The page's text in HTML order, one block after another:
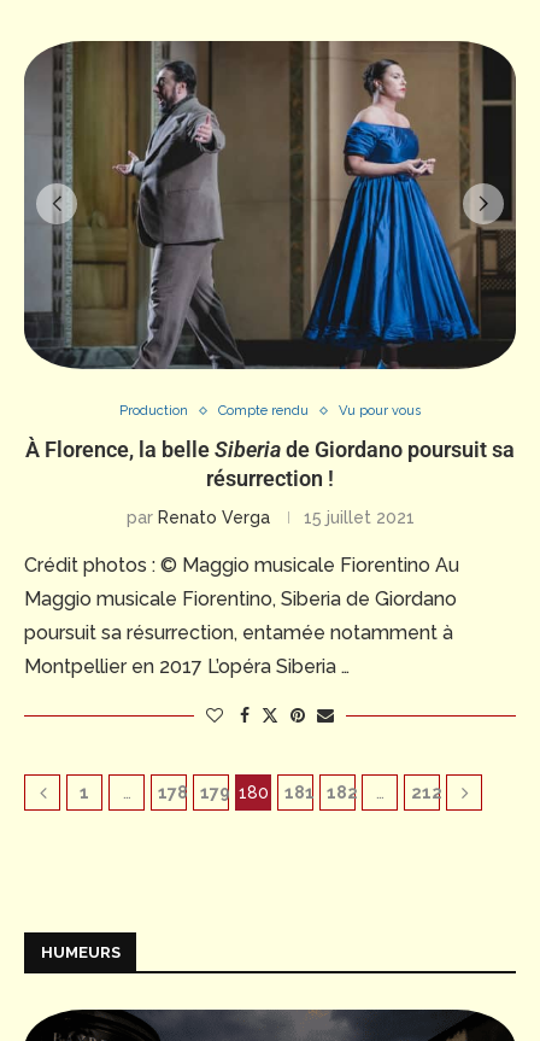
Production Compte rendu Vu pour vous
À Florence, la belleSiberiade Giordano poursuit sa
résurrection !
par Renato Verga 15 juillet 2021
Crédit photos : © Maggio musicale Fiorentino Au
Maggio musicale Fiorentino, Siberia de Giordano
poursuit sa résurrection, entamée notamment à
Montpellier en 2017 L’opéra Siberia …
1 … 178 179 180 181 182 … 212
HUMEURS